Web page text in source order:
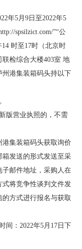
年5月9日至2022年5
spsilzict.com/”“公
时至17时（北京时
检综合大楼403室 地
港集装箱码头持以下
版营业执照的，不需
集装箱码头获取询价
发送的形式发送至采
邮件地址，采购人在
将竞争性谈判文件发
方式进行报名与获取
间：2022年5月17日下